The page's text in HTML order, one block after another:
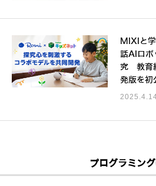
MIXIと
話AIロボ
究 教育
発版を初
プログラミン